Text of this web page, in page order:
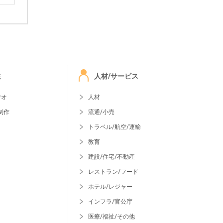
作
人材/サービス
人材
流通/小売
トラベル/航空/運輸
教育
建設/住宅/不動産
レストラン/フード
ホテル/レジャー
インフラ/官公庁
医療/福祉/その他